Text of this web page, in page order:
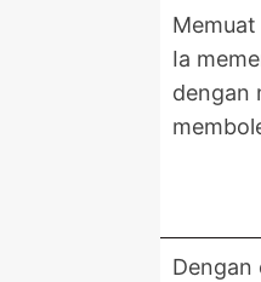
Ia
dengan
Dengan